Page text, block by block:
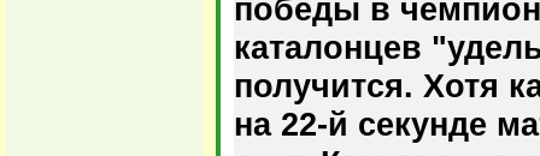
победы в
каталонцев
получится. Хотя
на 22-й секунде